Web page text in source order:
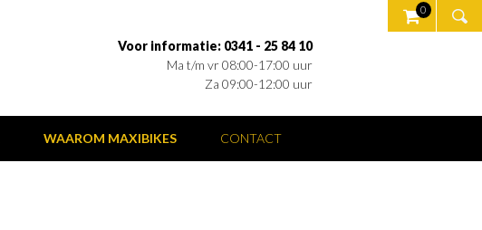
Voor informatie: 0341 - 25 84 10
Ma t/m vr 08:00-17:00 uur
Za 09:00-12:00 uur
0
WAAROM MAXIBIKES CONTACT